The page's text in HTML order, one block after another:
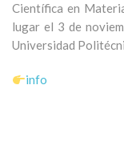
Científica en
lugar el 3 de
Universidad
info